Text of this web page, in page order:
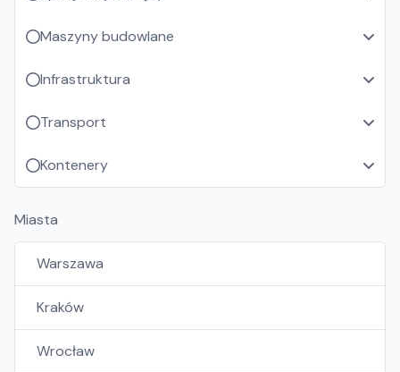
Maszyny budowlane
Infrastruktura
Transport
Kontenery
Miasta
Warszawa
Kraków
Wrocław